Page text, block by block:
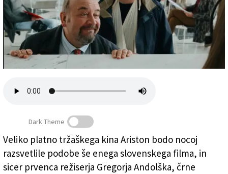
Gregor Čušin in Stane Tomazin v filmu To je rop! (SFC)
Dark Theme
Veliko platno tržaškega kina Ariston bodo nocoj
razsvetlile podobe še enega slovenskega filma, in
sicer prvenca režiserja Gregorja Andolška, črne